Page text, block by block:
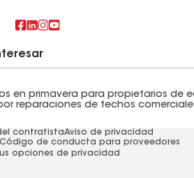
reparaciones de techos
contratistaAviso de privacidad
Código de conducta para proveedores
opciones de privacidad